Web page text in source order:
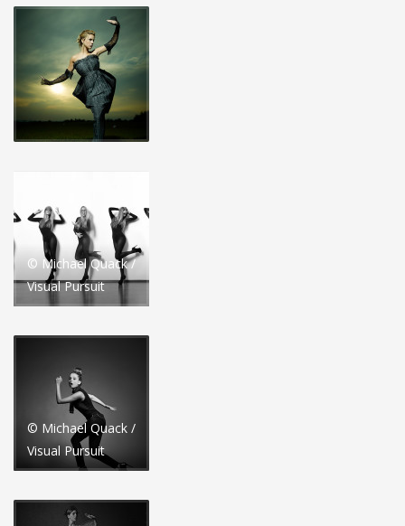
© Michael Quack /
Visual Pursuit
© Michael Quack /
Visual Pursuit